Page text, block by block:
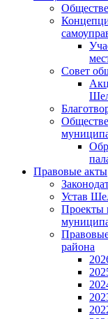
Совет
Правовые акты
Устав
Проекты
района